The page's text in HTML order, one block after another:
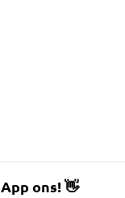
App ons!👋